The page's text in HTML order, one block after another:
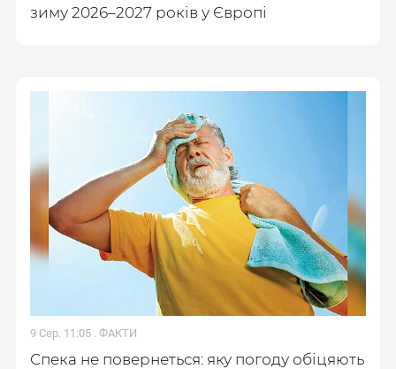
зиму 2026–2027 років у Європі
9 Сер. 11:05 . ФАКТИ
Спека не повернеться: яку погоду обіцяють